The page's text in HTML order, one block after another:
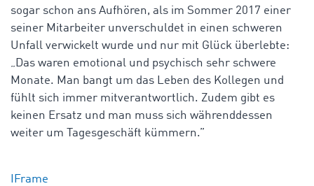
sogar schon ans Aufhören, als im Sommer 2017 einer
seiner Mitarbeiter unverschuldet in einen schweren
Unfall verwickelt wurde und nur mit Glück überlebte:
„Das waren emotional und psychisch sehr schwere
Monate. Man bangt um das Leben des Kollegen und
fühlt sich immer mitverantwortlich. Zudem gibt es
keinen Ersatz und man muss sich währenddessen
weiter um Tagesgeschäft kümmern.”
IFrame